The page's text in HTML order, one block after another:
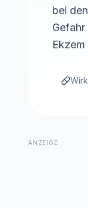
bei
ANZEIGE